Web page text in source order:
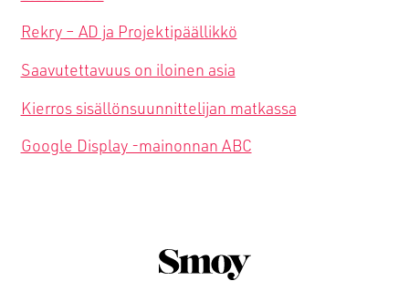
Rekry – AD ja Projektipäällikkö
Saavutettavuus on iloinen asia
Kierros sisällönsuunnittelijan matkassa
Google Display -mainonnan ABC